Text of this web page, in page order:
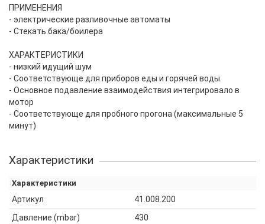
ПРИМЕНЕНИЯ
- электрические разливочные автоматы
- Стекать бака/боилера
ХАРАКТЕРИСТИКИ
- низкий идущий шум
- Соответствующе для приборов еды и горячей воды
- Основное подавление взаимодействия интегрировало в
мотор
- Соответствующе для пробного прогона (максимальные 5
минут)
Характеристики
Характеристики
Артикул
41.008.200
Давление (mbar)
430